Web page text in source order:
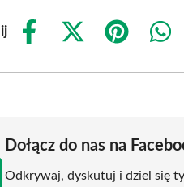
Share
Share
(Twitter)
Share
Dołącz do nas na
Odkrywaj, dyskutuj i dziel się